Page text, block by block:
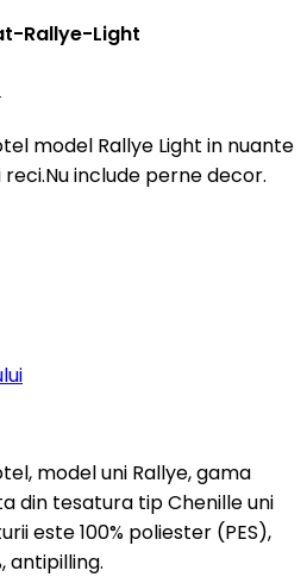
Rallye-Light
model Rallye Light in nuante
include perne decor.
model uni Rallye, gama
din tesatura tip Chenille uni
este 100% poliester (PES),
antipilling.